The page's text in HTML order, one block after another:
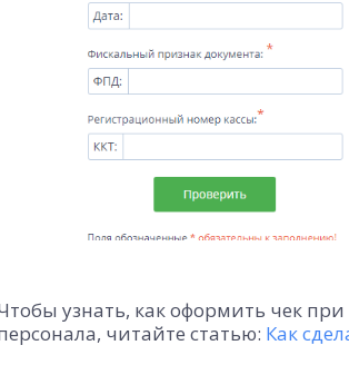
узнать, как оформить чек
читайте статью: Как